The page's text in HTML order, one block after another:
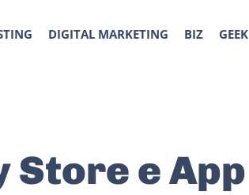
DIGITAL MARKETING BIZ GEEK
Store e App